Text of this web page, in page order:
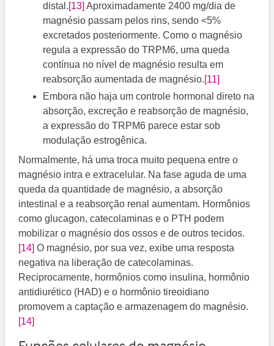
distal.[13] ​ Aproximadamente 2400 mg/dia de
magnésio passam pelos rins, sendo <5%
excretados posteriormente. Como o magnésio
regula a expressão do TRPM6, uma queda
contínua no nível de magnésio resulta em
reabsorção aumentada de magnésio.[11]
Embora não haja um controle hormonal direto na
absorção, excreção e reabsorção de magnésio,
a expressão do TRPM6 parece estar sob
modulação estrogênica.
Normalmente, há uma troca muito pequena entre o
magnésio intra e extracelular. Na fase aguda de uma
queda da quantidade de magnésio, a absorção
intestinal e a reabsorção renal aumentam. Hormônios
como glucagon, catecolaminas e o PTH podem
mobilizar o magnésio dos ossos e de outros tecidos.
[14] O magnésio, por sua vez, exibe uma resposta
negativa na liberação de catecolaminas.
Reciprocamente, hormônios como insulina, hormônio
antidiurético (HAD) e o hormônio tireoidiano
promovem a captação e armazenagem do magnésio.
[14]